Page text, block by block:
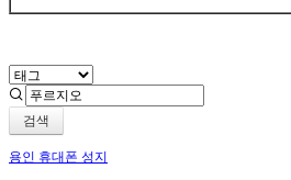
검색
용인 휴대폰 성지